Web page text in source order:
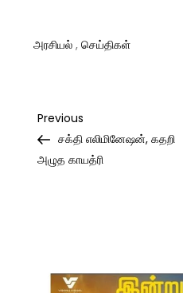
அரசியல் ,செய்திகள்
Post
navigation
Previous
Post
Previous
சக்தி எலிமினேஷன், கதறி
அழுத காயத்ரி